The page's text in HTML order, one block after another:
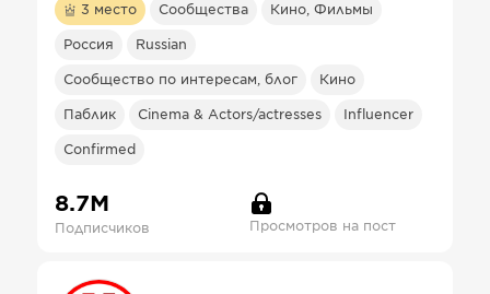
3 место Сообщества Кино, Фильмы
Россия Russian
Сообщество по интересам, блог Кино
Паблик Cinema & Actors/actresses Influencer
Confirmed
8.7М
Подписчиков Просмотров на пост